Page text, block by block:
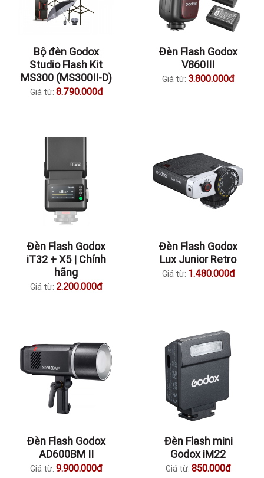
Bộ đèn Godox
Studio Flash Kit
MS300 (MS300II-D)
Giá từ: 8.790.000đ
Đèn Flash Godox
V860III
Giá từ: 3.800.000đ
Đèn Flash Godox
iT32 + X5 | Chính
hãng
Giá từ: 2.200.000đ
Đèn Flash Godox
Lux Junior Retro
Giá từ: 1.480.000đ
Đèn Flash Godox
AD600BM II
Giá từ: 9.900.000đ
Đèn Flash mini
Godox iM22
Giá từ: 850.000đ